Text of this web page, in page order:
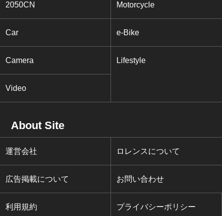
2050CN Motorcycle
Car e-Bike
Camera Lifestyle
Video
About Site
運営会社 ロレンスについて
広告掲載について お問い合わせ
利用規約 プライバシーポリシー